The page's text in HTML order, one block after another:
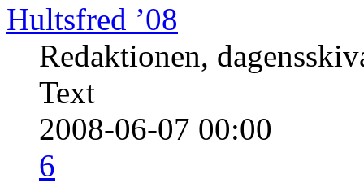
Hultsfred ’08
Redaktionen,
Text
2008-06-07 00:00
6